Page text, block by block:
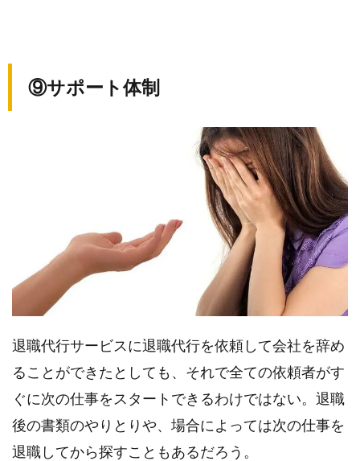
⑨サポート体制
退職代行サービスに退職代行を依頼して会社を辞め
ることができたとしても、それで全ての依頼者がす
ぐに次の仕事をスタートできるわけではない。退職
後の書類のやりとりや、場合によっては次の仕事を
退職してから探すこともあるだろう。